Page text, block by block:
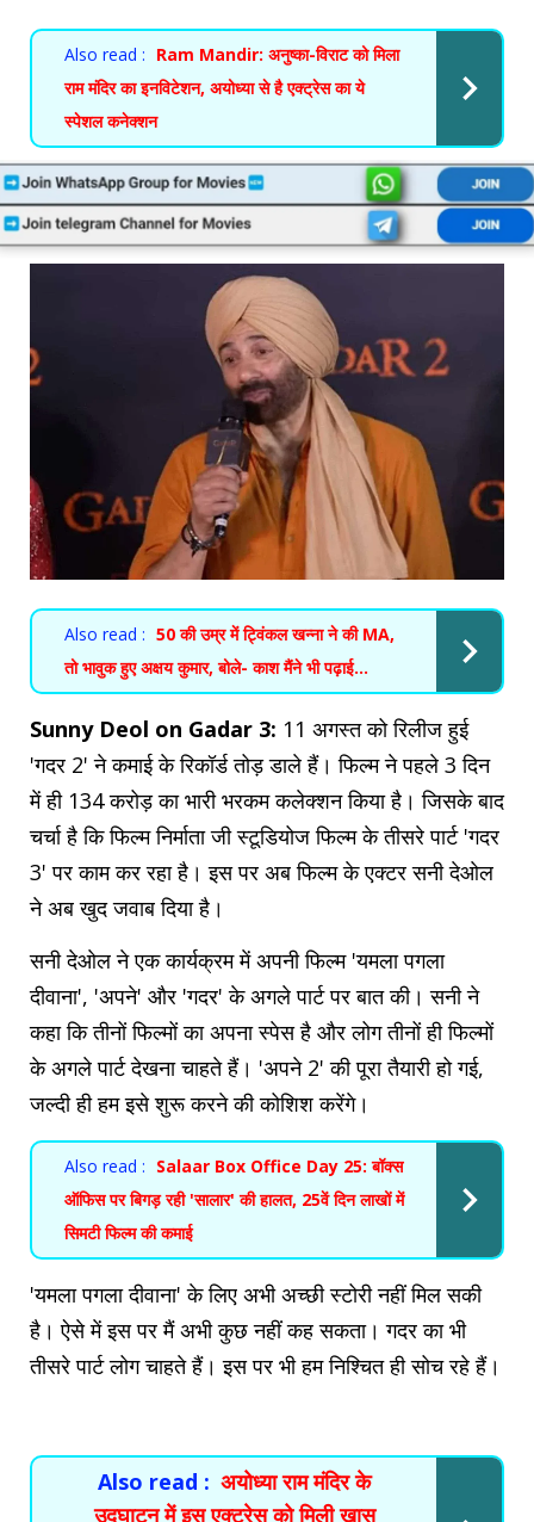
Also read : Ram Mandir: अनुष्का-विराट को मिला
राम मंदिर का इनविटेशन, अयोध्या से है एक्ट्रेस का ये
स्पेशल कनेक्शन
Also read : 50 की उम्र में ट्विंकल खन्ना ने की MA,
तो भावुक हुए अक्षय कुमार, बोले- काश मैंने भी पढ़ाई...
Sunny Deol on Gadar 3: 11 अगस्त को रिलीज हुई
'गदर 2' ने कमाई के रिकॉर्ड तोड़ डाले हैं। फिल्म ने पहले 3 दिन
में ही 134 करोड़ का भारी भरकम कलेक्शन किया है। जिसके बाद
चर्चा है कि फिल्म निर्माता जी स्टूडियोज फिल्म के तीसरे पार्ट 'गदर
3' पर काम कर रहा है। इस पर अब फिल्म के एक्टर सनी देओल
ने अब खुद जवाब दिया है।
सनी देओल ने एक कार्यक्रम में अपनी फिल्म 'यमला पगला
दीवाना', 'अपने' और 'गदर' के अगले पार्ट पर बात की। सनी ने
कहा कि तीनों फिल्मों का अपना स्पेस है और लोग तीनों ही फिल्मों
के अगले पार्ट देखना चाहते हैं। 'अपने 2' की पूरा तैयारी हो गई,
जल्दी ही हम इसे शुरू करने की कोशिश करेंगे।
Also read : Salaar Box Office Day 25: बॉक्स
ऑफिस पर बिगड़ रही 'सालार' की हालत, 25वें दिन लाखों में
सिमटी फिल्म की कमाई
'यमला पगला दीवाना' के लिए अभी अच्छी स्टोरी नहीं मिल सकी
है। ऐसे में इस पर मैं अभी कुछ नहीं कह सकता। गदर का भी
तीसरे पार्ट लोग चाहते हैं। इस पर भी हम निश्चित ही सोच रहे हैं।
Also read : अयोध्या राम मंदिर के
उद्घाटन में इस एक्ट्रेस को मिली खास